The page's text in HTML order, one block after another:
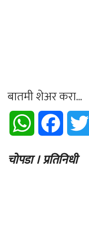
बातमी शेअर करा...
WhatsApp Facebook
चोपडा । प्रतिनिधी